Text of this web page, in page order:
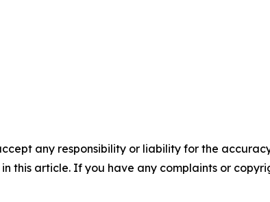
any responsibility or liability for the
this article. If you have any complaints or